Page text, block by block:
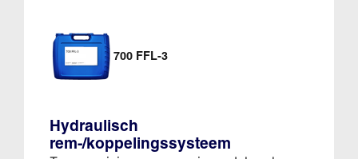
700 FFL-3
Hydraulisch
rem-/koppelingssysteem